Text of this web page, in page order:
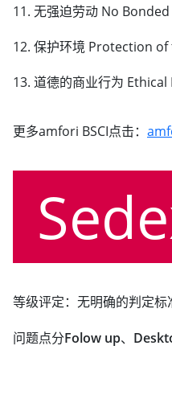
11. 无强迫劳动 No
12. 保护环境 Protection
13. 道德的商业行为
更多amfori BSCI点击：
等级评定：无明确的判定标
问题点分Folow up、